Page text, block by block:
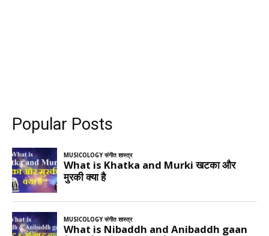
Popular Posts